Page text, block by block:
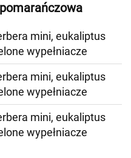
mini, eukaliptus
wypełniacze
mini, eukaliptus
wypełniacze
mini, eukaliptus
wypełniacze